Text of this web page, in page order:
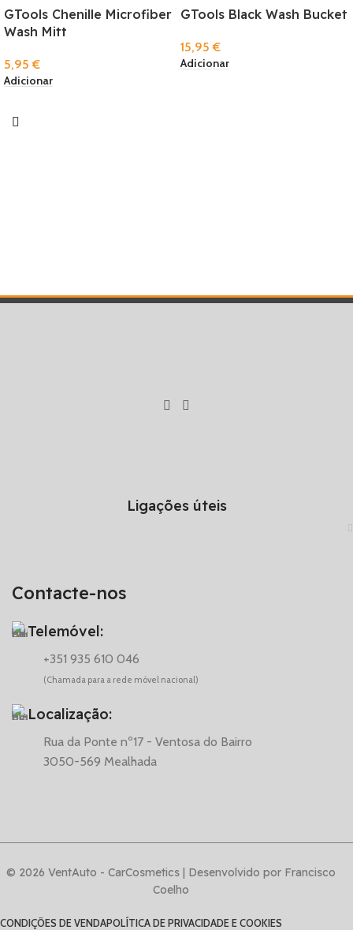
GTools Chenille Microfiber
Wash Mitt
5,95€
Adicionar
GTools Black Wash Bucket
15,95€
Adicionar
Contacte-nos
Telemóvel:
+351 935 610 046
(Chamada para a rede móvel nacional)
Localização:
Rua da Ponte nº17 - Ventosa do Bairro
3050-569 Mealhada
Ligações úteis
© 2026 VentAuto - CarCosmetics | Desenvolvido por Francisco
Coelho
CONDIÇÕES DE VENDAPOLÍTICA DE PRIVACIDADE E COOKIES